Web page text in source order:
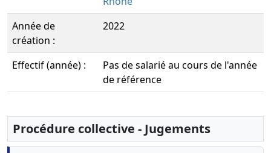
Année de
création :
2022
Effectif (année) :
Pas de salarié au cours de l'année
de référence
Procédure collective - Jugements